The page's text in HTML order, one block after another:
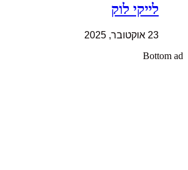
לייקי לוק
23 אוקטובר, 2025
Bottom ad